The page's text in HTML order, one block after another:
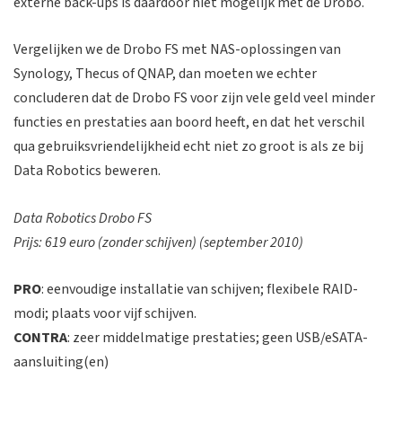
Vergelijken we de Drobo FS met NAS-oplossingen van
Synology, Thecus of QNAP, dan moeten we echter
concluderen dat de Drobo FS voor zijn vele geld veel minder
functies en prestaties aan boord heeft, en dat het verschil
qua gebruiksvriendelijkheid echt niet zo groot is als ze bij
Data Robotics beweren.
Data Robotics Drobo FS
Prijs: 619 euro (zonder schijven) (september 2010)
PRO: eenvoudige installatie van schijven; flexibele RAID-
modi; plaats voor vijf schijven.
CONTRA: zeer middelmatige prestaties; geen USB/eSATA-
aansluiting(en)